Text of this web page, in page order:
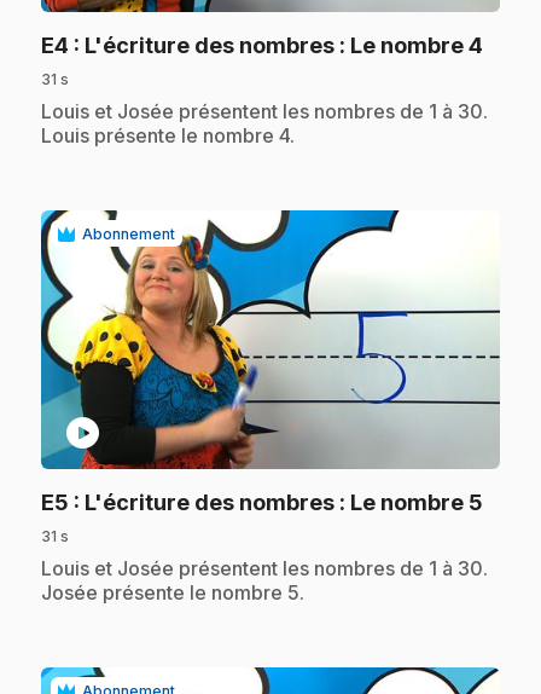
E4 : L'écriture des nombres : Le nombre 4
31 s
.Louis et Josée présentent les nombres de 1 à 30.
Louis présente le nombre 4.
Abonnement
play_circle
E5 : L'écriture des nombres : Le nombre 5
31 s
.Louis et Josée présentent les nombres de 1 à 30.
Josée présente le nombre 5.